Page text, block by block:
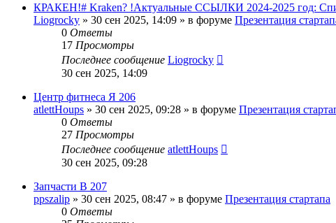
КРАКЕН!# Kraken? !Актуальные ССЫЛКИ 2024-2025 год:
Liogrocky » 30 сен 2025, 14:09 » в форуме Презентация
0 Ответы
17 Просмотры
Последнее сообщение Liogrocky
30 сен 2025, 14:09
Центр фитнеса Я 206
atlettHoups » 30 сен 2025, 09:28 » в форуме Презентация
0 Ответы
27 Просмотры
Последнее сообщение atlettHoups
30 сен 2025, 09:28
Запчасти В 207
ppszalip » 30 сен 2025, 08:47 » в форуме Презентация стартапа
0 Ответы